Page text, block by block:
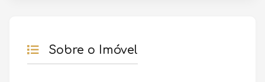
Sobre o Imóvel